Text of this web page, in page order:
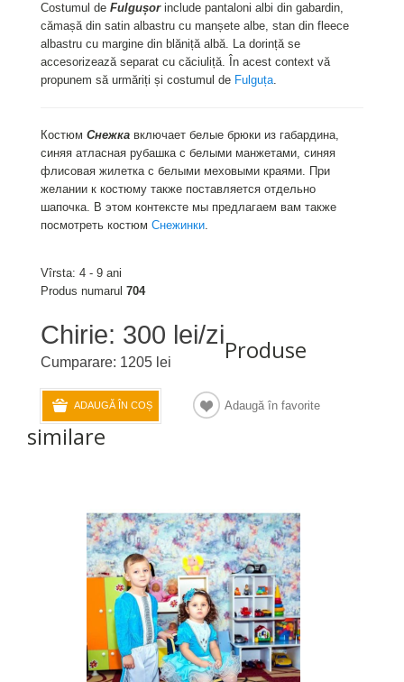
Costumul de Fulgușorinclude pantaloni albi din gabardin,
cămașă din satin albastru cu manșete albe, stan din fleece
albastru cu margine din blăniță albă. La dorință se
accesorizează separat cu căciuliță. În acest context vă
propunem să urmăriți și costumul de Fulguța.
Костюм Снежка включает белые брюки из габардина,
синяя атласная рубашка с белыми манжетами, синяя
флисовая жилетка с белыми меховыми краями. При
желании к костюму также поставляется отдельно
шапочка. В этом контексте мы предлагаем вам также
посмотреть костюм Снежинки.
Vîrsta: 4 - 9 ani
Produs numarul 704
Chirie: 300 lei/zi
Cumparare: 1205 lei
ADAUGĂ ÎN COȘ Adaugă în favorite
Produse
similare